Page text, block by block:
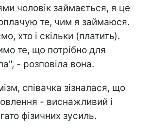
чоловік займається, я це
те, чим я займаюся.
хто і скільки (платить).
те, що потрібно для
- розповіла вона.
співачка зізналася, що
- виснажливий і
фізичних зусиль.